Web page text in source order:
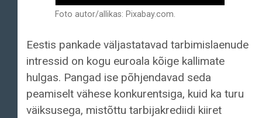
Foto autor/allikas: Pixabay.com.
Eestis pankade väljastatavad tarbimislaenude
intressid on kogu euroala kõige kallimate
hulgas. Pangad ise põhjendavad seda
peamiselt vähese konkurentsiga, kuid ka turu
väiksusega, mistõttu tarbijakrediidi kiiret